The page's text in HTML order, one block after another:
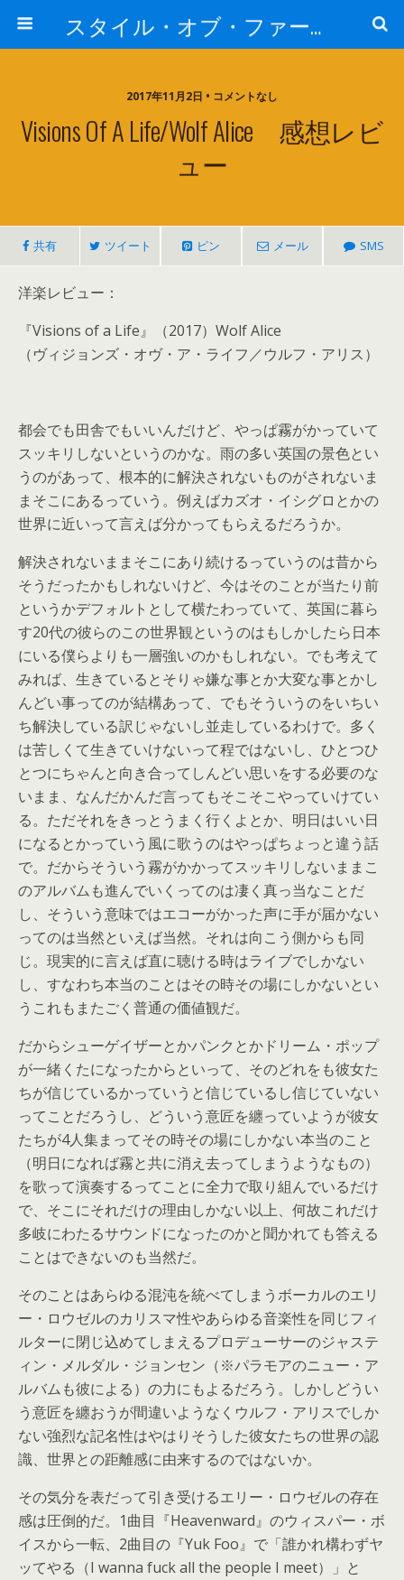
スタイル・オブ・ファー・イースト
2017年11月2日 • コメントなし
Visions Of A Life/Wolf Alice 感想レビ
ュー
共有 ツイート ピン メール SMS
洋楽レビュー：
『Visions of a Life』（2017）Wolf Alice
（ヴィジョンズ・オヴ・ア・ライフ／ウルフ・アリス）
都会でも田舎でもいいんだけど、やっぱ霧がかっていて
スッキリしないというのかな。雨の多い英国の景色とい
うのがあって、根本的に解決されないものがされないま
まそこにあるっていう。例えばカズオ・イシグロとかの
世界に近いって言えば分かってもらえるだろうか。
解決されないままそこにあり続けるっていうのは昔から
そうだったかもしれないけど、今はそのことが当たり前
というかデフォルトとして横たわっていて、英国に暮ら
す20代の彼らのこの世界観というのはもしかしたら日本
にいる僕らよりも一層強いのかもしれない。でも考えて
みれば、生きているとそりゃ嫌な事とか大変な事とかし
んどい事ってのが結構あって、でもそういうのをいちい
ち解決している訳じゃないし並走しているわけで。多く
は苦しくて生きていけないって程ではないし、ひとつひ
とつにちゃんと向き合ってしんどい思いをする必要のな
いまま、なんだかんだ言ってもそこそこやっていけてい
る。ただそれをきっとうまく行くよとか、明日はいい日
になるとかっていう風に歌うのはやっぱちょっと違う話
で。だからそういう霧がかかってスッキリしないままこ
のアルバムも進んでいくってのは凄く真っ当なことだ
し、そういう意味ではエコーがかった声に手が届かない
ってのは当然といえば当然。それは向こう側からも同
じ。現実的に言えば直に聴ける時はライブでしかない
し、すなわち本当のことはその時その場にしかないとい
うこれもまたごく普通の価値観だ。
だからシューゲイザーとかパンクとかドリーム・ポップ
が一緒くたになったからといって、そのどれをも彼女た
ちが信じているかっていうと信じているし信じていない
ってことだろうし、どういう意匠を纏っていようが彼女
たちが4人集まってその時その場にしかない本当のこと
（明日になれば霧と共に消え去ってしまうようなもの）
を歌って演奏するってことに全力で取り組んでいるだけ
で、そこにそれだけの理由しかない以上、何故これだけ
多岐にわたるサウンドになったのかと聞かれても答える
ことはできないのも当然だ。
そのことはあらゆる混沌を統べてしまうボーカルのエリ
ー・ロウゼルのカリスマ性やあらゆる音楽性を同じフィ
ルターに閉じ込めてしまえるプロデューサーのジャステ
ィン・メルダル・ジョンセン（※パラモアのニュー・ア
ルバムも彼による）の力にもよるだろう。しかしどうい
う意匠を纏おうが間違いようなくウルフ・アリスでしか
ない強烈な記名性はやはりそうした彼女たちの世界の認
識、世界との距離感に由来するのではないか。
その気分を表だって引き受けるエリー・ロウゼルの存在
感は圧倒的だ。1曲目『Heavenward』のウィスパー・ボ
イスから一転、2曲目の『Yuk Foo』で「誰かれ構わずヤ
ッてやる（I wanna fuck all the people I meet）」と